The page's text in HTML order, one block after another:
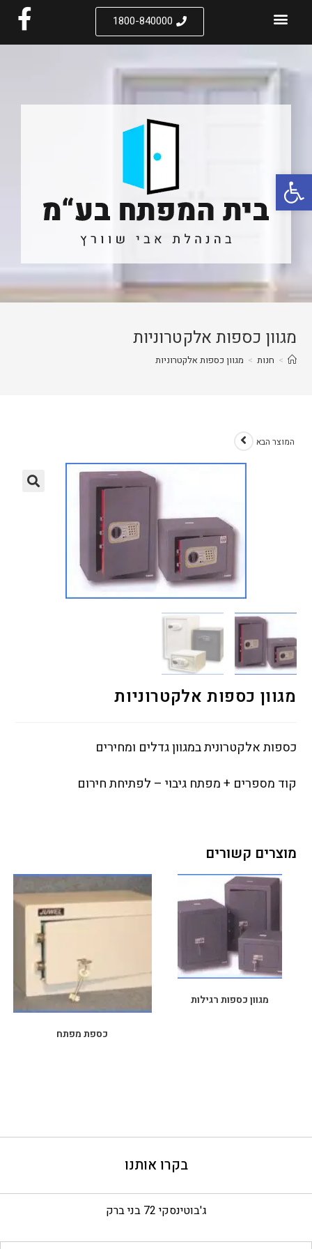
פתח סרגל נגישות
1800-840000
מגוון כספות אלקטרוניות
> חנות > מגוון כספות אלקטרוניות
המוצר הבא
מגוון כספות אלקטרוניות
כספות אלקטרונית במגוון גדלים ומחירים
קוד מספרים + מפתח גיבוי – לפתיחת חירום
מוצרים קשורים
מגוון כספות רגילות
כספת מפתח
בקרו אותנו
ג'בוטינסקי 72 בני ברק